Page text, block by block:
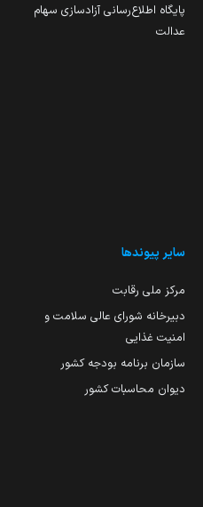
پایگاه اطلاع‌رسانی آزادسازی سهام
عدالت
سایر پیوندها
مرکز ملی رقابت
دبیرخانه شورای عالی سلامت و
امنیت غذایی
سازمان برنامه بودجه کشور
دیوان محاسبات کشور